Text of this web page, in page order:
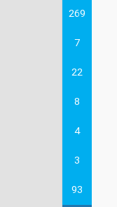
269
7
22
8
4
3
93